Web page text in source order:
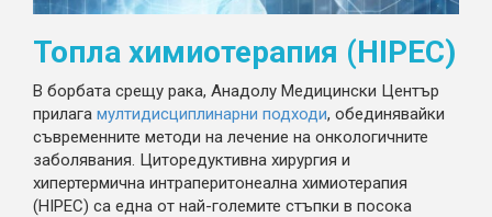
Топла химиотерапия (HIPEC)
В борбата срещу рака, Анадолу Медицински Център
прилага мултидисциплинарни подходи, обединявайки
съвременните методи на лечение на онкологичните
заболявания. Циторедуктивна хирургия и
хипертермична интраперитонеална химиотерапия
(HIPEC) са една от най-големите стъпки в посока